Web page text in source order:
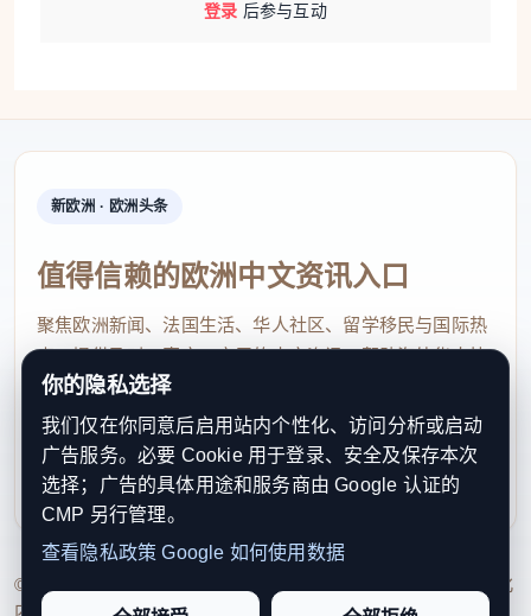
自治区应急管理厅厅长周长青介绍，下一步全区将持
聚焦家庭防火、用电安全、防汛抗旱、地质灾害防范
等内容，江西省上饶市玉山县应急管理局结合农村地
表演中，用通俗易懂的话语向村民们详细讲解了日常
线上借助短视频平台推送火灾警示、家庭逃生技巧，
消防救援支队通过流动广播、器材展示普及消防知
识；在公交站点、村口设置宣传展板、张贴海报，方
便群众常态化学习消防常识，补齐基层宣传短板。
登录 后参与互动
新欧洲 · 欧洲头条
值得信赖的欧洲中文资讯入口
聚焦欧洲新闻、法国生活、华人社区、留学移民与国际热
点，提供及时、真实、实用的中文资讯，帮助海外华人快
速了解欧洲动态。
contact@xinouzhou.com
服务支持、版权与合作：工作日优先处理站务、投稿与权
利通知
© 2026 新欧洲·欧洲头条. All Rights Reserved. 本网站持续优化
内容透明度、联系方式与用户权利说明，以提升品牌信任感和
你的隐私选择
我们仅在你同意后启用站内个性化、访问分析或启动
广告服务。必要 Cookie 用于登录、安全及保存本次
选择；广告的具体用途和服务商由 Google 认证的
CMP 另行管理。
查看隐私政策 Google 如何使用数据